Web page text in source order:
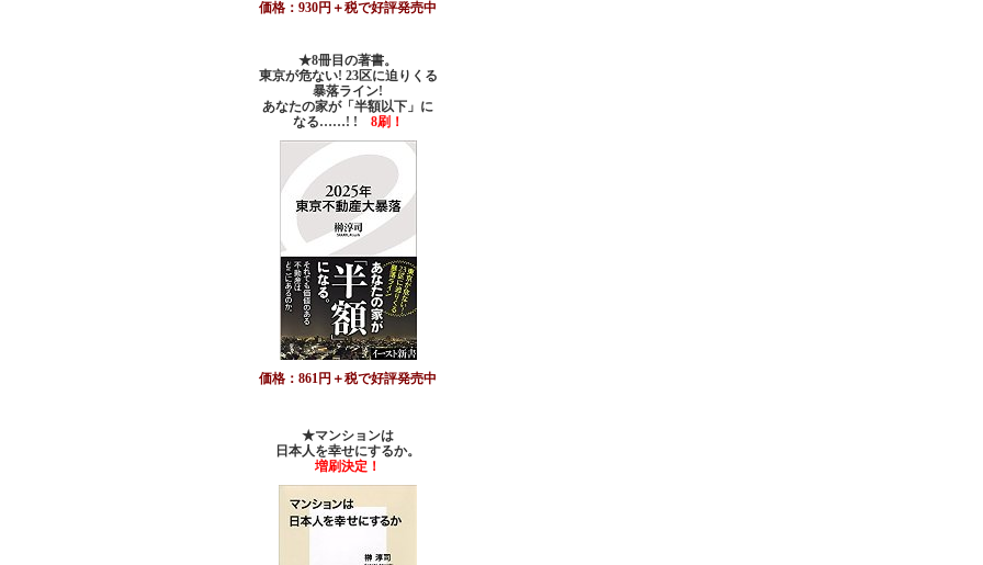
価格：930円＋税で好評発売中
★8冊目の著書。
東京が危ない! 23区に迫りくる
暴落ライン!
あなたの家が「半額以下」に
なる……! ! 8刷！
価格：861円＋税で好評発売中
★マンションは
日本人を幸せにするか。
増刷決定！